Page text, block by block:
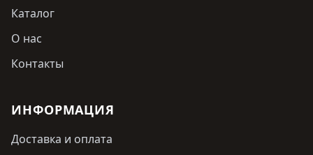
Каталог
О нас
Контакты
ИНФОРМАЦИЯ
Доставка и оплата